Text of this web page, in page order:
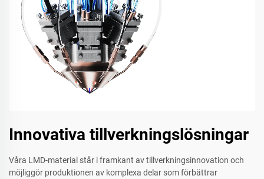
Innovativa tillverkningslösningar
Våra LMD-material står i framkant av tillverkningsinnovation och
möjliggör produktionen av komplexa delar som förbättrar